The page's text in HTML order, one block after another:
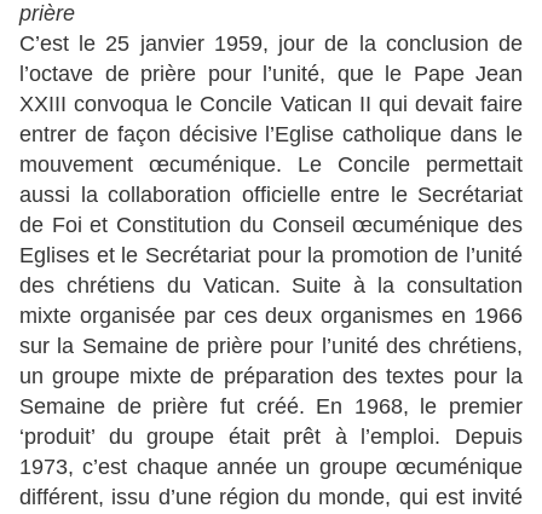
prière
C’est le 25 janvier 1959, jour de la conclusion de
l’octave de prière pour l’unité, que le Pape Jean
XXIII convoqua le Concile Vatican II qui devait faire
entrer de façon décisive l’Eglise catholique dans le
mouvement œcuménique. Le Concile permettait
aussi la collaboration officielle entre le Secrétariat
de Foi et Constitution du Conseil œcuménique des
Eglises et le Secrétariat pour la promotion de l’unité
des chrétiens du Vatican. Suite à la consultation
mixte organisée par ces deux organismes en 1966
sur la Semaine de prière pour l’unité des chrétiens,
un groupe mixte de préparation des textes pour la
Semaine de prière fut créé. En 1968, le premier
‘produit’ du groupe était prêt à l’emploi. Depuis
1973, c’est chaque année un groupe œcuménique
différent, issu d’une région du monde, qui est invité